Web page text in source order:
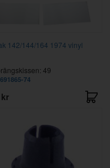
142/144/164 1974 vinyl
49
691865-74